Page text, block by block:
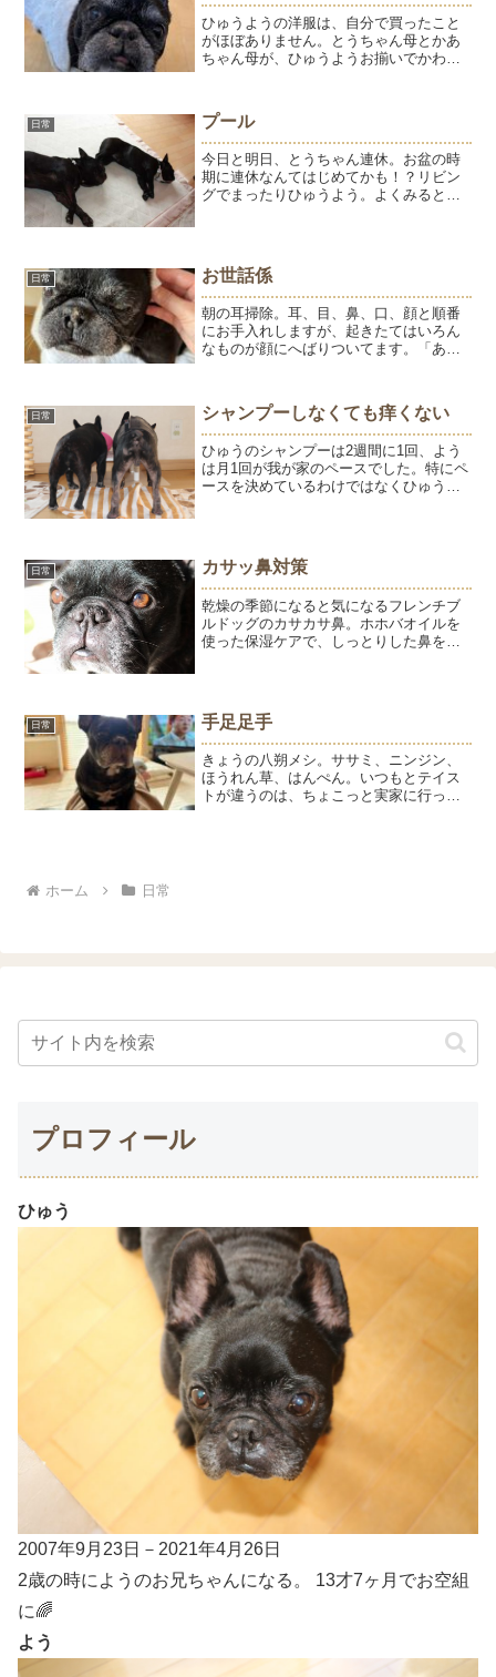
ひゅうようの洋服は、自分で買ったこと
がほぼありません。とうちゃん母とかあ
ちゃん母が、ひゅうようお揃いでかわい
うのおさがり。ひゅうは白、ようはピン
クのお揃いでした。今は、白...
日常 プール
今日と明日、とうちゃん連休。お盆の時
期に連休なんてはじめてかも！？リビン
グでまったりひゅうよう。よくみると、
り、楽しそうには見えない...
日常 お世話係
朝の耳掃除。耳、目、鼻、口、顔と順番
にお手入れしますが、起きたてはいろん
なものが顔にへばりついてます。「あ
調子よく歩きます。同じくらい過ごしや
すい日でも、とうちゃんいな...
日常 シャンプーしなくても痒くない
ひゅうのシャンプーは2週間に1回、よう
は月1回が我が家のペースでした。特にペ
ースを決めているわけではなくひゅうが
合わせて、ついでに洗...
日常 カサッ鼻対策
乾燥の季節になると気になるフレンチブ
ルドッグのカサカサ鼻。ホホバオイルを
使った保湿ケアで、しっとりした鼻を保
日常 手足足手
きょうの八朔メシ。ササミ、ニンジン、
ほうれん草、はんぺん。いつもとテイス
トが違うのは、ちょこっと実家に行って
ホーム
日常
プロフィール
ひゅう
2007年9月23日－2021年4月26日
2歳の時にようのお兄ちゃんになる。 13才7ヶ月でお空組
に🌈
よう